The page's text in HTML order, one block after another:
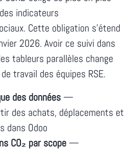
indicateurs
Cette obligation s'étend
2026. Avoir ce suivi dans
tableurs parallèles change
travail des équipes RSE.
des données —
des achats, déplacements et
dans Odoo
CO₂ par scope —